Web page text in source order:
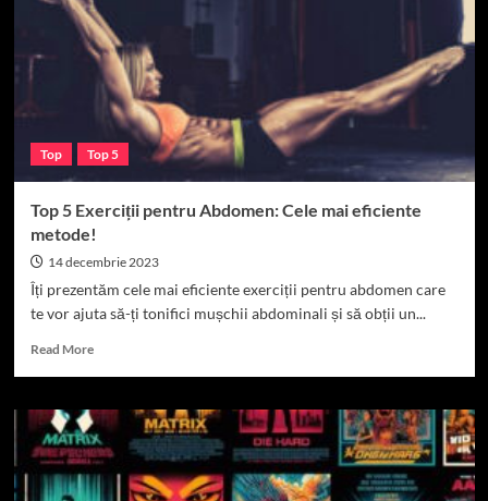
Nume
de
Fete
Top Top 5
Top 5 Exerciții pentru Abdomen: Cele mai eficiente
metode!
14 decembrie 2023
Îți prezentăm cele mai eficiente exerciții pentru abdomen care
te vor ajuta să-ți tonifici mușchii abdominali și să obții un...
Read MoreRead
Top
5
Exerciții
pentru
Abdomen: